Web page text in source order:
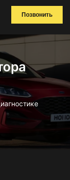
Позвонить